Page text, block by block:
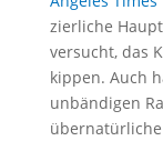
zierliche
versucht, das
kippen. Auch
unbändigen